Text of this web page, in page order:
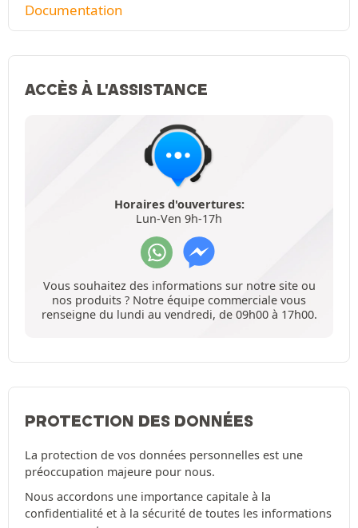
Documentation
ACCÈS À L'ASSISTANCE
Horaires d'ouvertures:
Lun-Ven 9h-17h
Vous souhaitez des informations sur notre site ou
nos produits ? Notre équipe commerciale vous
renseigne du lundi au vendredi, de 09h00 à 17h00.
PROTECTION DES DONNÉES
La protection de vos données personnelles est une
préoccupation majeure pour nous.
Nous accordons une importance capitale à la
confidentialité et à la sécurité de toutes les informations